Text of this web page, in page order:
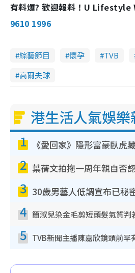
有料爆? 歡迎報料！U Lifestyle
9610 1996
綜藝節目 懷孕 TVB
高爾夫球
港生活人氣娛樂
1
2
3
4
5